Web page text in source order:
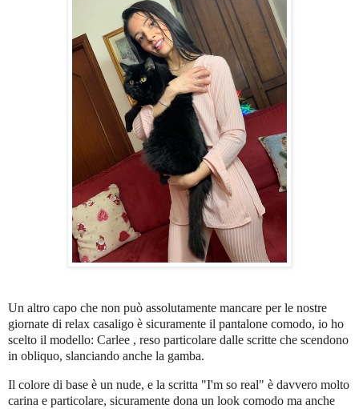
Un altro capo che non può assolutamente mancare per le nostre
giornate di relax casaligo è sicuramente il pantalone comodo, io ho
scelto il modello: Carlee , reso particolare dalle scritte che scendono
in obliquo, slanciando anche la gamba.
Il colore di base è un nude, e la scritta "I'm so real" è davvero molto
carina e particolare, sicuramente dona un look comodo ma anche